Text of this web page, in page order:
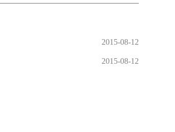
2015-08-12
2015-08-12